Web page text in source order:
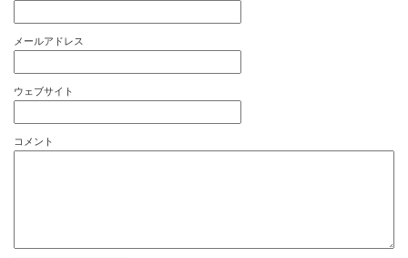
メールアドレス
ウェブサイト
コメント